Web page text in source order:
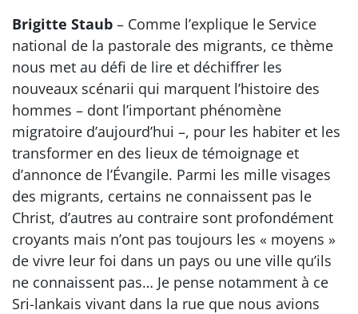
Brigitte Staub – Comme l’explique le Service
national de la pastorale des migrants, ce thème
nous met au défi de lire et déchiffrer les
nouveaux scénarii qui marquent l’histoire des
hommes – dont l’important phénomène
migratoire d’aujourd’hui –, pour les habiter et les
transformer en des lieux de témoignage et
d’annonce de l’Évangile. Parmi les mille visages
des migrants, certains ne connaissent pas le
Christ, d’autres au contraire sont profondément
croyants mais n’ont pas toujours les « moyens »
de vivre leur foi dans un pays ou une ville qu’ils
ne connaissent pas… Je pense notamment à ce
Sri-lankais vivant dans la rue que nous avions